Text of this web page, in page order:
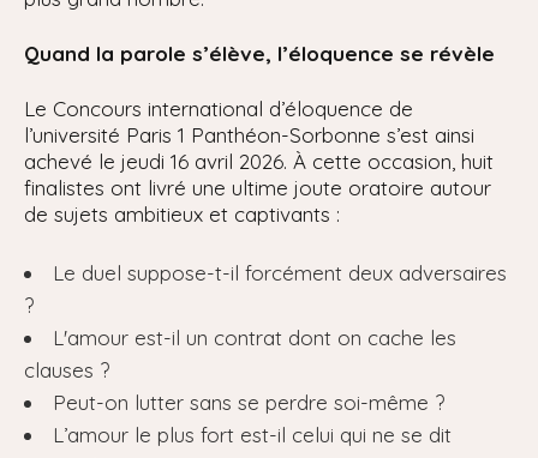
Quand la parole s’élève, l’éloquence se révèle
Le Concours international d’éloquence de
l’université Paris 1 Panthéon-Sorbonne s’est ainsi
achevé le jeudi 16 avril 2026. À cette occasion, huit
finalistes ont livré une ultime joute oratoire autour
de sujets ambitieux et captivants :
Le duel suppose-t-il forcément deux adversaires
?
L'amour est-il un contrat dont on cache les
clauses ?
Peut-on lutter sans se perdre soi-même ?
L’amour le plus fort est-il celui qui ne se dit